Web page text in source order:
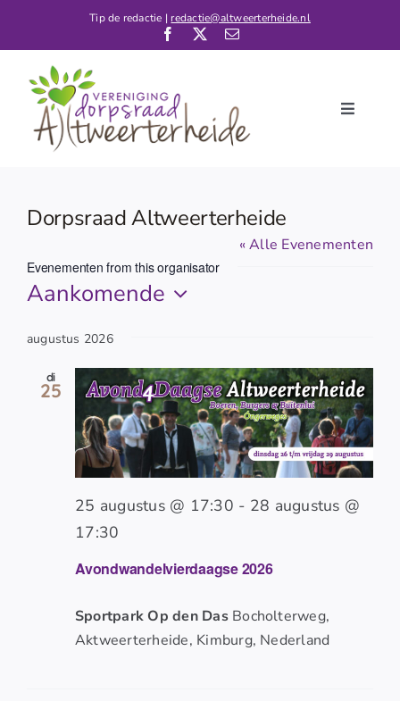
Tip de redactie | redactie@altweerterheide.nl
Toggle
Home
Kalender
De Dorpsraad
Dorpsraad Altweerterheide
« Alle Evenementen
Evenementen from this organisator
Aankomende
een
datum.
augustus 2026
di
25
Avondwandelvierdaagse 2026
25 augustus @ 17:30 - 28 augustus @
17:30
Sportpark Op den Das Bocholterweg,
Aktweerterheide, Kimburg, Nederland